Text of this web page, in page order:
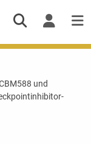
und